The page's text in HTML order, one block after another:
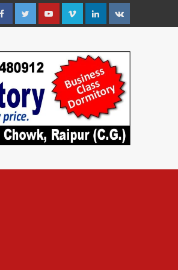
FacebookTwitterYoutubeVimeoLinkedin
VK